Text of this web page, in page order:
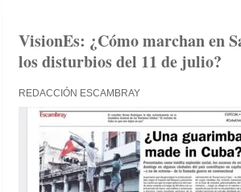
VisionEs: ¿Cómo marchan en
los disturbios del 11 de julio?
REDACCIÓN ESCAMBRAY